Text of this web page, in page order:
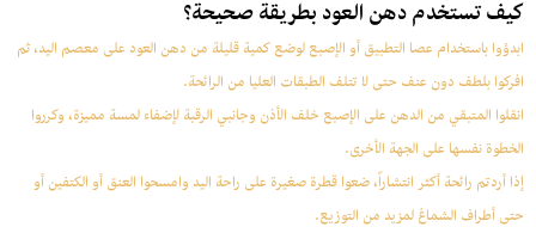
كيف تستخدم دهن العود بطريقة صحيحة؟
ابدؤوا باستخدام عصا التطبيق أو الإصبع لوضع كمية قليلة من دهن العود على معصم اليد، ثم
افركوا بلطف دون عنف حتى لا تتلف الطبقات العليا من الرائحة.
انقلوا المتبقي من الدهن على الإصبع خلف الأذن وجانبي الرقبة لإضفاء لمسة مميزة، وكرروا
الخطوة نفسها على الجهة الأخرى.
إذا أردتم رائحة أكثر انتشاراً، ضعوا قطرة صغيرة على راحة اليد وامسحوا العنق أو الكتفين أو
حتى أطراف الشماغ لمزيد من التوزيع.